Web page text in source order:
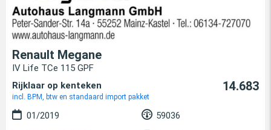
Renault Megane
IV Life TCe 115 GPF
Rijklaar op kenteken
incl. BPM, btw en standaard import pakket
14.683
01/2019
59036